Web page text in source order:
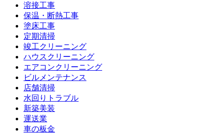
溶接工事
保温・断熱工事
塗床工事
定期清掃
竣工クリーニング
ハウスクリーニング
エアコンクリーニング
ビルメンテナンス
店舗清掃
水回りトラブル
新築美装
運送業
車の板金